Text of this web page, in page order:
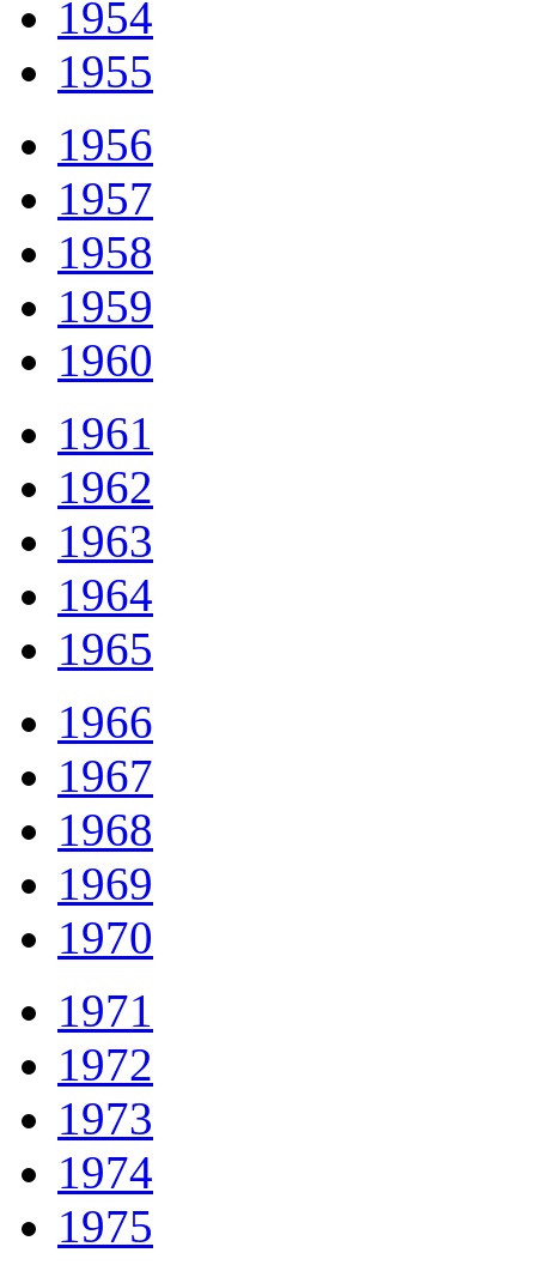
1954
1955
1956
1957
1958
1959
1960
1961
1962
1963
1964
1965
1966
1967
1968
1969
1970
1971
1972
1973
1974
1975